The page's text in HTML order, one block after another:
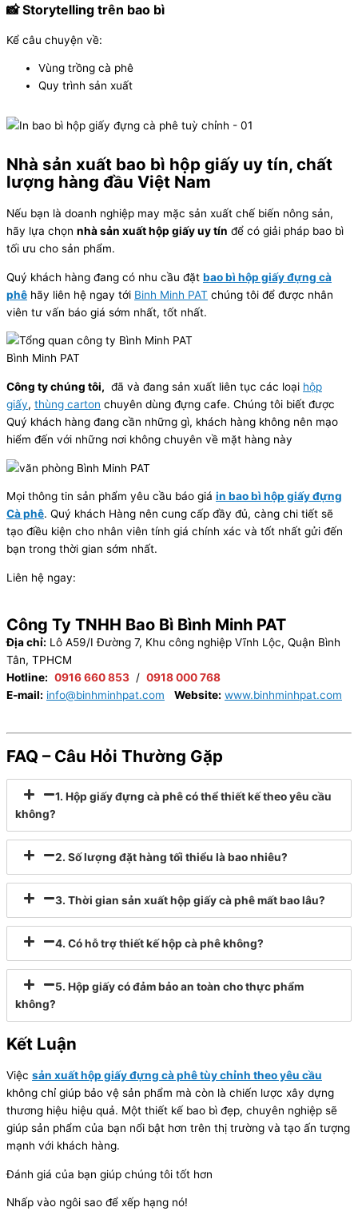
📸 Storytelling trên bao bì
Kể câu chuyện về:
Vùng trồng cà phê
Quy trình sản xuất
Nhà sản xuất bao bì hộp giấy uy tín, chất
lượng hàng đầu Việt Nam
Nếu bạn là doanh nghiệp may mặc sản xuất chế biến nông sản,
hãy lựa chọn nhà sản xuất hộp giấy uy tín để có giải pháp bao bì
tối ưu cho sản phẩm.
Quý khách hàng đang có nhu cầu đặt bao bì hộp giấy đựng cà
phê hãy liên hệ ngay tới Binh Minh PAT chúng tôi để được nhân
viên tư vấn báo giá sớm nhất, tốt nhất.
Bình Minh PAT
Công ty chúng tôi, đã và đang sản xuất liên tục các loại hộp
giấy, thùng carton chuyên dùng đựng cafe. Chúng tôi biết được
Quý khách hàng đang cần những gì, khách hàng không nên mạo
hiểm đến với những nơi không chuyên về mặt hàng này
Mọi thông tin sản phẩm yêu cầu báo giá in bao bì hộp giấy đựng
Cà phê. Quý khách Hàng nên cung cấp đầy đủ, càng chi tiết sẽ
tạo điều kiện cho nhân viên tính giá chính xác và tốt nhất gửi đến
bạn trong thời gian sớm nhất.
Liên hệ ngay:
Công Ty TNHH Bao Bì Bình Minh PAT
Địa chỉ: Lô A59/I Đường 7, Khu công nghiệp Vĩnh Lộc, Quận Bình
Tân, TPHCM
Hotline: 0916 660 853 / 0918 000 768
E-mail: info@binhminhpat.com Website: www.binhminhpat.com
FAQ – Câu Hỏi Thường Gặp
1. Hộp giấy đựng cà phê có thể thiết kế theo yêu cầu
không?
2. Số lượng đặt hàng tối thiểu là bao nhiêu?
3. Thời gian sản xuất hộp giấy cà phê mất bao lâu?
4. Có hỗ trợ thiết kế hộp cà phê không?
5. Hộp giấy có đảm bảo an toàn cho thực phẩm
không?
Kết Luận
Việc sản xuất hộp giấy đựng cà phê tùy chỉnh theo yêu cầu
không chỉ giúp bảo vệ sản phẩm mà còn là chiến lược xây dựng
thương hiệu hiệu quả. Một thiết kế bao bì đẹp, chuyên nghiệp sẽ
giúp sản phẩm của bạn nổi bật hơn trên thị trường và tạo ấn tượng
mạnh với khách hàng.
Đánh giá của bạn giúp chúng tôi tốt hơn
Nhấp vào ngôi sao để xếp hạng nó!